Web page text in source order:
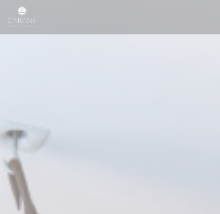
Personnalisation de vos choix en matière de cookies